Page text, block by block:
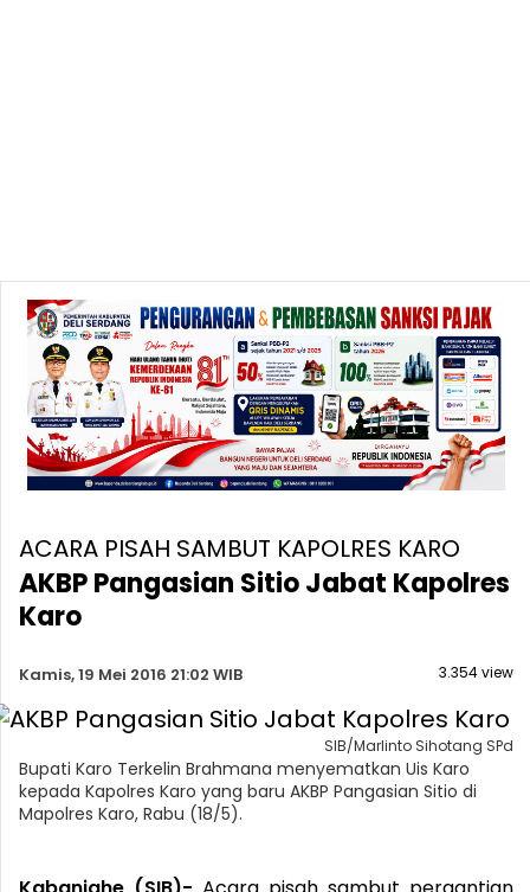
ACARA PISAH SAMBUT KAPOLRES KARO
AKBP Pangasian Sitio Jabat Kapolres
Karo
Kamis, 19 Mei 2016 21:02 WIB 3.354 view
SIB/Marlinto Sihotang SPd
Bupati Karo Terkelin Brahmana menyematkan Uis Karo
kepada Kapolres Karo yang baru AKBP Pangasian Sitio di
Mapolres Karo, Rabu (18/5).